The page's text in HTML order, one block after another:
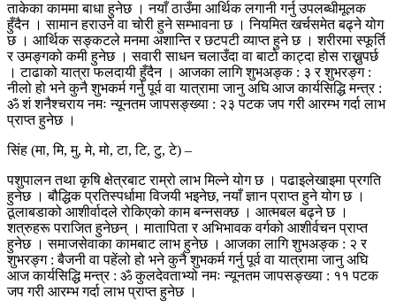
ताकेका काममा बाधा हुनेछ । नयाँ ठाउँमा आर्थिक लगानी गर्नु उपलब्धीमूलक
हुँदैन । सामान हराउने वा चोरी हुने सम्भावना छ । नियमित खर्चसमेत बढ्ने योग
छ । आर्थिक सङ्कटले मनमा अशान्ति र छटपटी व्याप्त हुने छ । शरीरमा स्फूर्ति
र उमङ्गको कमी हुनेछ । सवारी साधन चलाउँदा वा बाटो काट्दा होस राख्नुपर्छ
। टाढाको यात्रा फलदायी हुँदैन । आजका लागि शुभअङ्क : ३ र शुभरङ्ग :
नीलो हो भने कुनै शुभकर्म गर्नु पूर्व वा यात्रामा जानु अघि आज कार्यसिद्धि मन्त्र :
ॐ शं शनैश्चराय नमः न्यूनतम जापसङ्ख्या : २३ पटक जप गरी आरम्भ गर्दा लाभ
प्राप्त हुनेछ ।
सिंह (मा, मि, मु, मे, मो, टा, टि, टु, टे) –
पशुपालन तथा कृषि क्षेत्रबाट राम्रो लाभ मिल्ने योग छ । पढाइलेखाइमा प्रगति
हुनेछ । बौद्धिक प्रतिस्पर्धामा विजयी भइनेछ, नयाँ ज्ञान प्राप्त हुने योग छ ।
ठूलाबडाको आशीर्वादले रोकिएको काम बन्नसक्छ । आत्मबल बढ्ने छ ।
शत्रुहरू पराजित हुनेछन् । मातापिता र अभिभावक वर्गको आशीर्वचन प्राप्त
हुनेछ । समाजसेवाका कामबाट लाभ हुनेछ । आजका लागि शुभअङ्क : २ र
शुभरङ्ग : बैजनी वा पहेंलो हो भने कुनै शुभकर्म गर्नु पूर्व वा यात्रामा जानु अघि
आज कार्यसिद्धि मन्त्र : ॐ कुलदेवताभ्यो नमः न्यूनतम जापसङ्ख्या : ११ पटक
जप गरी आरम्भ गर्दा लाभ प्राप्त हुनेछ ।